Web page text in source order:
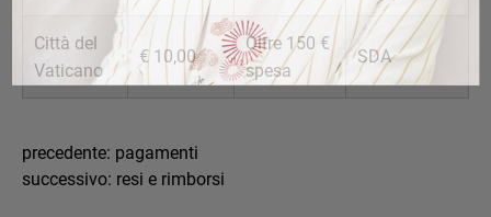
Città del
Vaticano
€ 10,00
Oltre 150 €
spesa
SDA
precedente: pagamenti
successivo: resi e rimborsi